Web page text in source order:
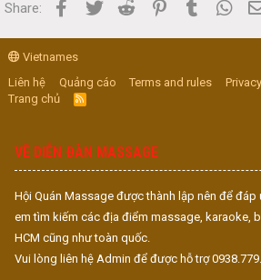
Share: Facebook
Twitter Reddit PinterestTumblr
Vietnames
Liên hệ
Quảng cáo Terms and rules
Trang chủ
R
S
VỀ DIỄN ĐÀN MASSAGE
Hội Quán Massage được thành lập nên để đáp
em tìm kiếm các địa điểm massage, karaoke,
HCM cũng như toàn quốc.
Vui lòng liên hệ Admin để được hỗ trợ